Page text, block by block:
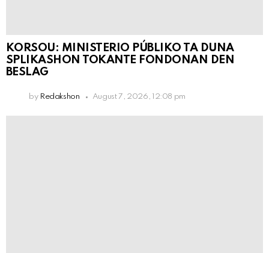
KORSOU: MINISTERIO PÚBLIKO TA DUNA
SPLIKASHON TOKANTE FONDONAN DEN
BESLAG
by Redakshon August 7, 2026, 12:08 pm